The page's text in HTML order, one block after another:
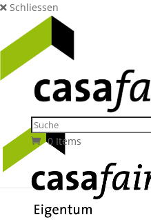
Schliessen
0 Items